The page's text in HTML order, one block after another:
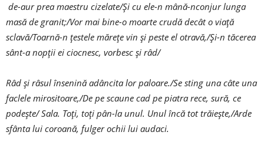
de-aur prea maestru cizelate/Și cu ele-n mână-nconjur lunga
masă de granit;/Vor mai bine-o moarte crudă decât o viață
sclavă/Toarnă-n țestele mărețe vin și peste el otravă,/Și-n tăcerea
sânt-a nopții ei ciocnesc, vorbesc și râd/
Râd și râsul însenină adâncita lor paloare./Se sting una câte una
faclele mirositoare,/De pe scaune cad pe piatra rece, sură, ce
podește/ Sala. Toți, toți pân-la unul. Unul încă tot trăiește,/Arde
sfânta lui coroană, fulger ochii lui audaci.